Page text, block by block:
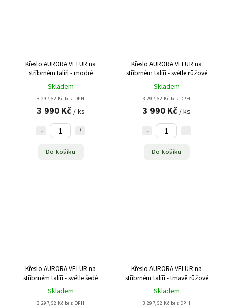
Křeslo AURORA VELUR na
stříbrném talíři - modré
Skladem
3 297,52 Kč bez DPH
3 990 Kč / ks
Do košíku
Křeslo AURORA VELUR na
stříbrném talíři - světle růžové
Skladem
3 297,52 Kč bez DPH
3 990 Kč / ks
Do košíku
Křeslo AURORA VELUR na
stříbrném talíři - světle šedé
Skladem
3 297,52 Kč bez DPH
Křeslo AURORA VELUR na
stříbrném talíři - tmavě růžové
Skladem
3 297,52 Kč bez DPH